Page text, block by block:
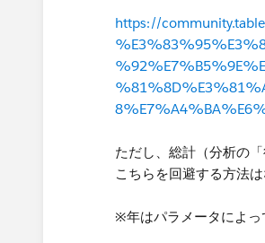
https://
ただし、総計（分析の
こちらを回避する方法は
※年はパラメータによっ